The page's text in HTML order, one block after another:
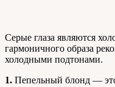
Серые глаза являются
гармоничного образа
холодными подтонами.
1. Пепельный блонд —